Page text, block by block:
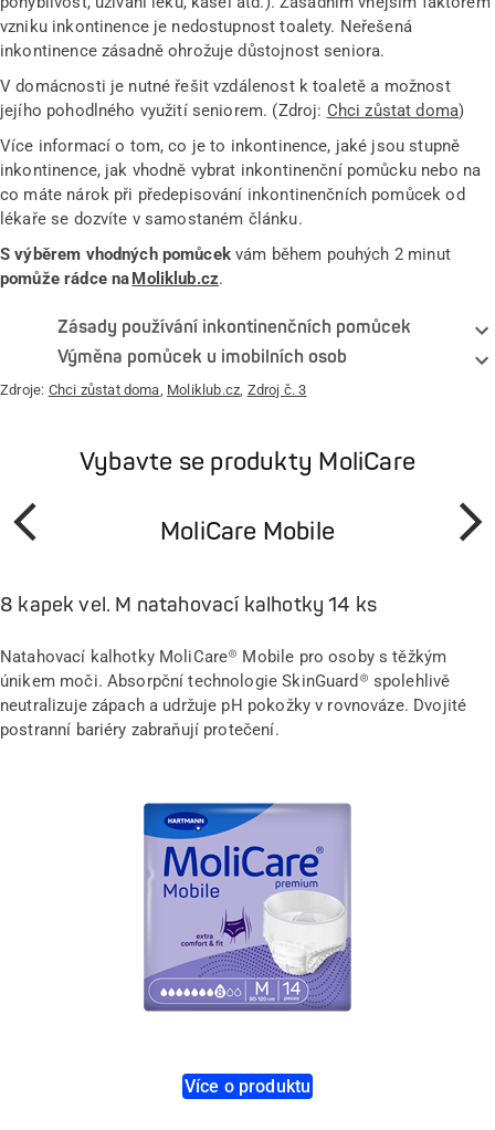
vzniku inkontinence je nedostupnost toalety. Neřešená
inkontinence zásadně ohrožuje důstojnost seniora.
V domácnosti je nutné řešit vzdálenost k toaletě a možnost
jejího pohodlného využití seniorem. (Zdroj: Chci zůstat doma)
Více informací o tom, co je to inkontinence, jaké jsou stupně
inkontinence, jak vhodně vybrat inkontinenční pomůcku nebo na
co máte nárok při předepisování inkontinenčních pomůcek od
lékaře se dozvíte v samostaném článku.
S výběrem vhodných pomůcekvám během pouhých 2 minut
pomůže rádce naMoliklub.cz.
Zásady používání inkontinenčních pomůcek
Výměna pomůcek u imobilních osob
Zdroje: Chci zůstat doma Moliklub.cz Zdroj č. 3
Vybavte se produkty MoliCare
Předchozí Další
MoliCare Mobile
8 kapek vel. M natahovací kalhotky 14 ks
Natahovací kalhotky MoliCare® Mobile pro osoby s těžkým
únikem moči. Absorpční technologie SkinGuard® spolehlivě
neutralizuje zápach a udržuje pH pokožky v rovnováze. Dvojité
postranní bariéry zabraňují protečení.
Více o produktu